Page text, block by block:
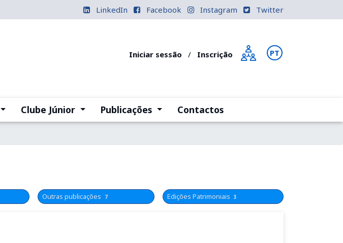
LinkedIn Facebook Instagram Twitter
Iniciar sessão / Inscrição PT
(current)Clube Júnior (current)Publicações (current)Contactos
Outras publicações 7 Edições Patrimoniais 3